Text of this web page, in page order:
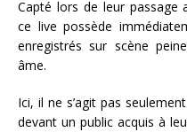
Capté lors de leur passage
ce live possède
enregistrés sur scène
âme.
Ici, il ne s’agit pas
devant un public acquis à